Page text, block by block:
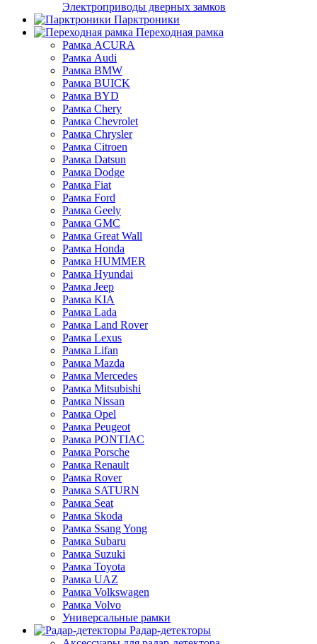
Электроприводы дверных замков
Парктроники
Переходная рамка
Рамка ACURA
Рамка Audi
Рамка BMW
Рамка BUICK
Рамка BYD
Рамка Chery
Рамка Chevrolet
Рамка Chrysler
Рамка Citroen
Рамка Datsun
Рамка Dodge
Рамка Fiat
Рамка Ford
Рамка Geely
Рамка GMC
Рамка Great Wall
Рамка Honda
Рамка HUMMER
Рамка Hyundai
Рамка Jeep
Рамка KIA
Рамка Lada
Рамка Land Rover
Рамка Lexus
Рамка Lifan
Рамка Mazda
Рамка Mercedes
Рамка Mitsubishi
Рамка Nissan
Рамка Opel
Рамка Peugeot
Рамка PONTIAC
Рамка Porsche
Рамка Renault
Рамка Rover
Рамка SATURN
Рамка Seat
Рамка Skoda
Рамка Ssang Yong
Рамка Subaru
Рамка Suzuki
Рамка Toyota
Рамка UAZ
Рамка Volkswagen
Рамка Volvo
Универсальные рамки
Радар-детекторы